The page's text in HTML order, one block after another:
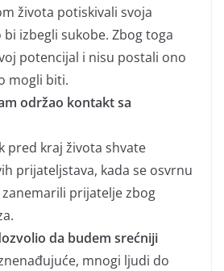
života potiskivali svoja
bi izbegli sukobe. Zbog toga
potencijal i nisu postali ono
mogli biti.
održao kontakt sa
pred kraj života shvate
prijateljstava, kada se osvrnu
zanemarili prijatelje zbog
da budem srećniji
mnogi ljudi do